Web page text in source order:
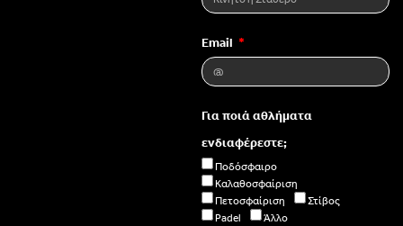
Email
Για ποιά αθλήματα
ενδιαφέρεστε;
Ποδόσφαιρο
Καλαθοσφαίριση
Πετοσφαίριση
Στίβος
Padel
Άλλο